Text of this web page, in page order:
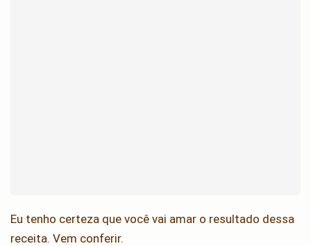
Eu tenho certeza que você vai amar o resultado dessa
receita. Vem conferir.